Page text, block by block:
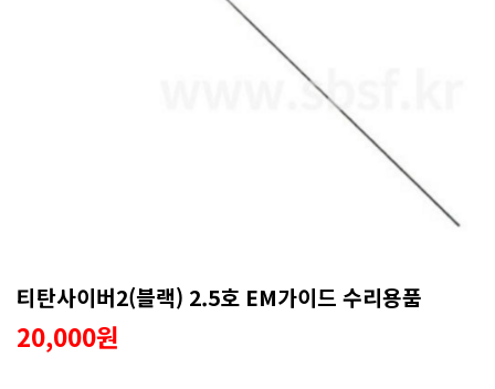
티탄사이버2(블랙) 2.5호 EM가이드 수리용품
20,000원